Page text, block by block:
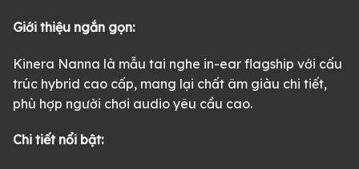
Giới thiệu ngắn gọn:
Kinera Nanna là mẫu tai nghe in-ear flagship với cấu
trúc hybrid cao cấp, mang lại chất âm giàu chi tiết,
phù hợp người chơi audio yêu cầu cao.
Chi tiết nổi bật: